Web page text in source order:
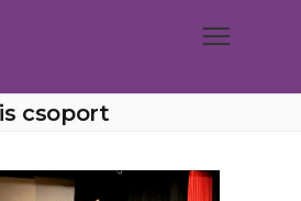
csoport